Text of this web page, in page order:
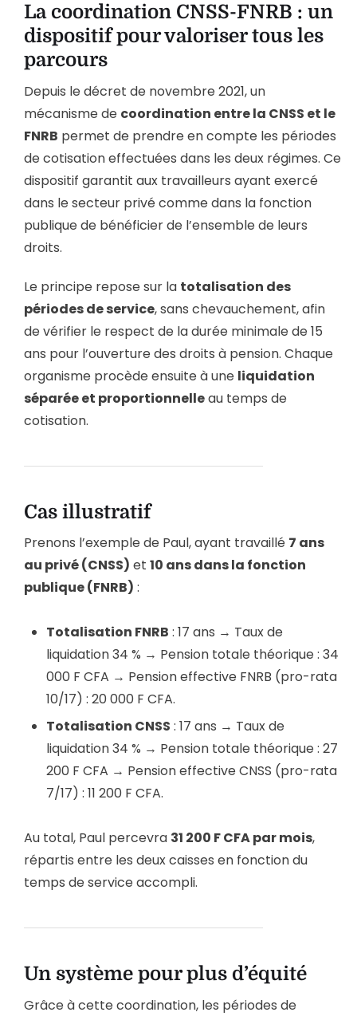
La coordination CNSS-FNRB : un
dispositif pour valoriser tous les
parcours
Depuis le décret de novembre 2021, un
mécanisme de coordination entre la CNSS et le
FNRB permet de prendre en compte les périodes
de cotisation effectuées dans les deux régimes. Ce
dispositif garantit aux travailleurs ayant exercé
dans le secteur privé comme dans la fonction
publique de bénéficier de l’ensemble de leurs
droits.
Le principe repose sur la totalisation des
périodes de service, sans chevauchement, afin
de vérifier le respect de la durée minimale de 15
ans pour l’ouverture des droits à pension. Chaque
organisme procède ensuite à une liquidation
séparée et proportionnelleau temps de
cotisation.
Cas illustratif
Prenons l’exemple de Paul, ayant travaillé 7 ans
au privé (CNSS) et 10 ans dans la fonction
publique (FNRB) :
Totalisation FNRB : 17 ans → Taux de
liquidation 34 % → Pension totale théorique : 34
000 F CFA → Pension effective FNRB (pro-rata
10/17) : 20 000 F CFA.
Totalisation CNSS : 17 ans → Taux de
liquidation 34 % → Pension totale théorique : 27
200 F CFA → Pension effective CNSS (pro-rata
7/17) : 11 200 F CFA.
Au total, Paul percevra 31 200 F CFA par mois,
répartis entre les deux caisses en fonction du
temps de service accompli.
Un système pour plus d’équité
Grâce à cette coordination, les périodes de